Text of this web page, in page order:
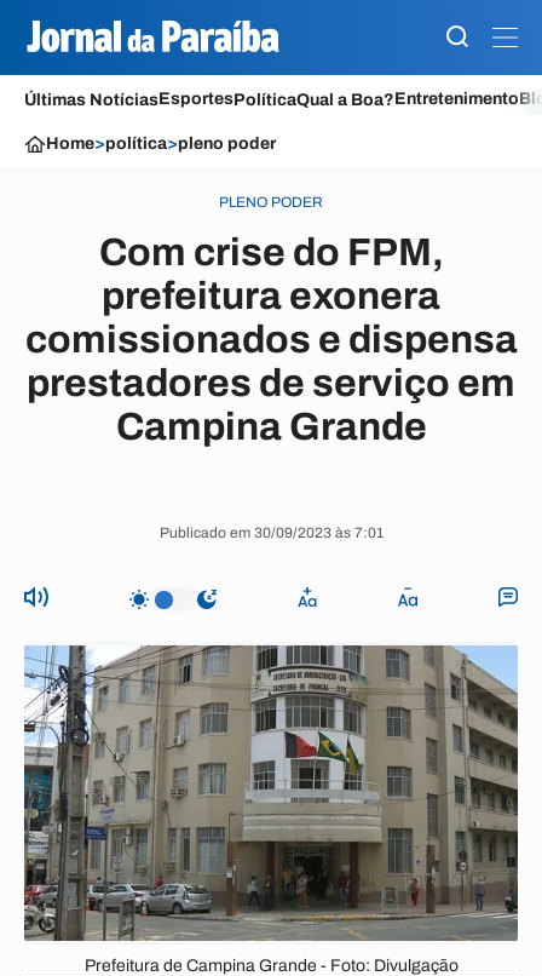
Últimas NotíciasEsportesPolíticaQual a Boa?Entretenimento
Home>política>pleno poder
PLENO PODER
Com crise do FPM,
prefeitura exonera
comissionados e dispensa
prestadores de serviço em
Campina Grande
Publicado em 30/09/2023 às 7:01
Prefeitura de Campina Grande - Foto: Divulgação